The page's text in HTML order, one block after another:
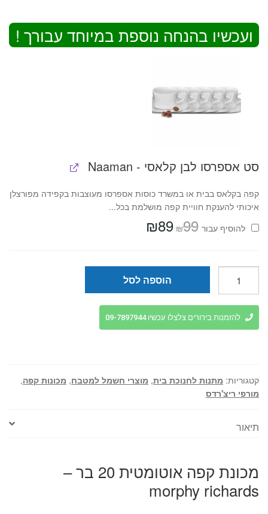
ועכשיו בהנחה נוספת במיוחד עבורך !
סט אספרסו לבן קלאסי - Naaman
קפה בקלאס בבית או במשרד כוסות אספרסו מעוצבות בקפידה מפורצלן
איכותי להענקת חוויית קפה מושלמת בכל...
להוסיף⁦⁩ עבור
₪99 המחיר
המקורי
₪89
מכונת
קפה
אוטומטית
-
morphy
הוספה לסל
להזמנות בירורים צלצלו עכשיו 09-7897944
קטגוריות: מתנות לחנוכת בית, מוצרי חשמל למטבח, מכונות קפה,
מורפי ריצ'רדס
תיאור
מכונת קפה אוטומטית 20 בר –
morphy richards